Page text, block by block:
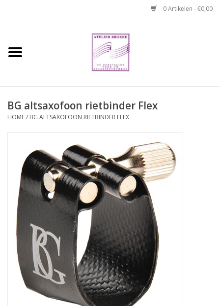
0 Artikelen - €0,00
Home
Reparaties en
Webshop
Verhuur hobo's
Merken
BG altsaxofoon rietbinder Flex
HOME/ BG ALTSAXOFOON RIETBINDER FLEX